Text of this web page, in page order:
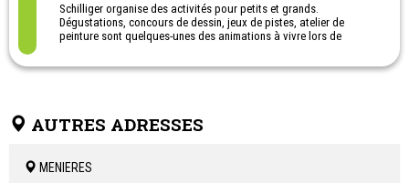
Schilliger organise des activités pour petits et grands.
Dégustations, concours de dessin, jeux de pistes, atelier de
peinture sont quelques-unes des animations à vivre lors de
AUTRES ADRESSES
MENIERES